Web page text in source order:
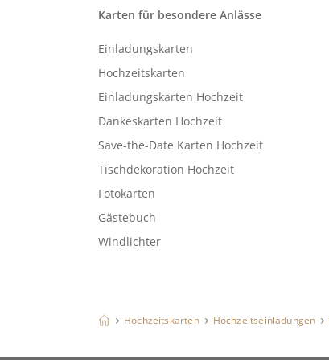
Karten für besondere Anlässe
Einladungskarten
Hochzeitskarten
Einladungskarten Hochzeit
Dankeskarten Hochzeit
Save-the-Date Karten Hochzeit
Tischdekoration Hochzeit
Fotokarten
Gästebuch
Windlichter
Hochzeitskarten Hochzeitseinladungen